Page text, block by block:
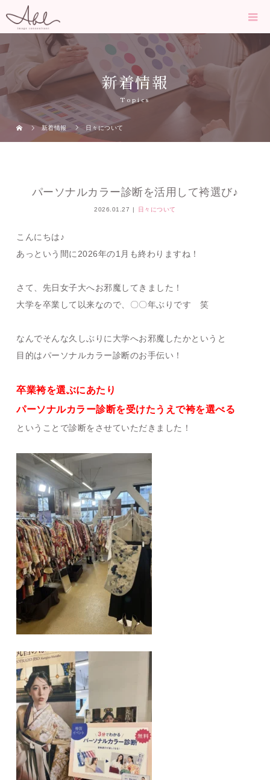
新着情報
Topics
新着情報 日々について
パーソナルカラー診断を活用して袴選び♪
2026.01.27 日々について
こんにちは♪
あっという間に2026年の1月も終わりますね！
さて、先日女子大へお邪魔してきました！
大学を卒業して以来なので、〇〇年ぶりです 笑
なんでそんな久しぶりに大学へお邪魔したかというと
目的はパーソナルカラー診断のお手伝い！
卒業袴を選ぶにあたり
パーソナルカラー診断を受けたうえで袴を選べる
ということで診断をさせていただきました！